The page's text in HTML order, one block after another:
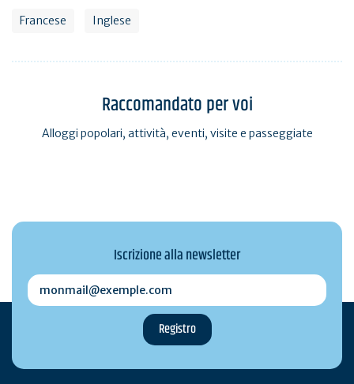
Francese Inglese
Raccomandato per voi
Alloggi popolari, attività, eventi, visite e passeggiate
Iscrizione alla newsletter
monmail@exemple.com